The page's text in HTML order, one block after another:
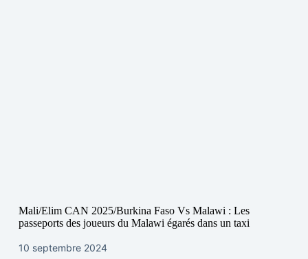
Mali/Elim CAN 2025/Burkina Faso Vs Malawi : Les
passeports des joueurs du Malawi égarés dans un taxi
10 septembre 2024